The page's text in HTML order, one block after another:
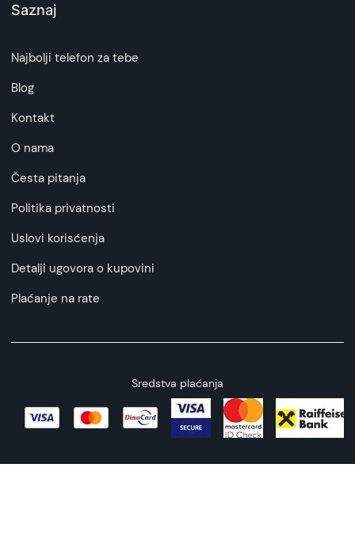
Saznaj
Najbolji telefon za tebe
Blog
Kontakt
O nama
Česta pitanja
Politika privatnosti
Uslovi korisćenja
Detalji ugovora o kupovini
Plaćanje na rate
Sredstva plaćanja